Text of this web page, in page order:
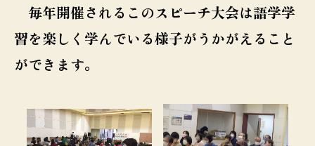
毎年開催されるこのスピーチ大会は語学学
習を楽しく学んでいる様子がうかがえること
ができます。